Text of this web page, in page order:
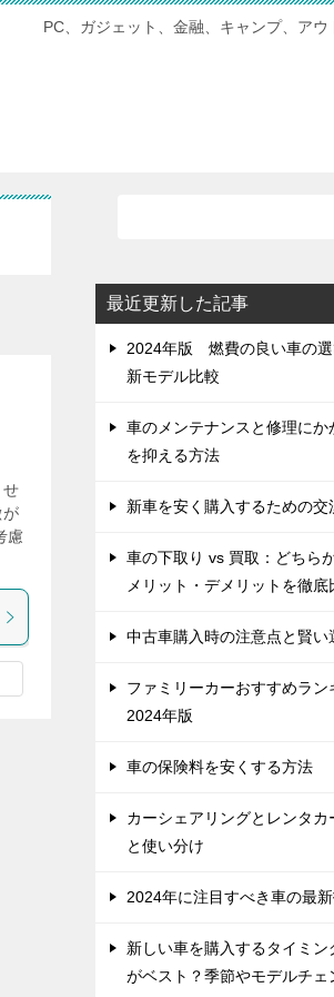
PC、ガジェット、金融、キャンプ、アウ
せ
が
慮
最近更新した記事
2024年版 燃費の良い車の
新モデル比較
車のメンテナンスと修理にか
を抑える方法
新車を安く購入するための交
車の下取り vs 買取：どちら
メリット・デメリットを徹底
中古車購入時の注意点と賢い
ファミリーカーおすすめラン
2024年版
車の保険料を安くする方法
カーシェアリングとレンタカ
と使い分け
2024年に注目すべき車の最
新しい車を購入するタイミン
がベスト？季節やモデルチェ